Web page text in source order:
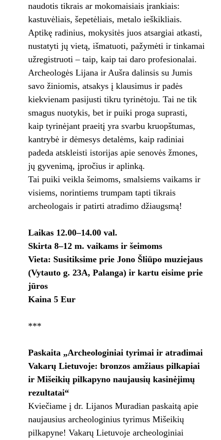
naudotis tikrais ar mokomaisiais įrankiais:
kastuvėliais, šepetėliais, metalo ieškikliais.
Aptikę radinius, mokysitės juos atsargiai atkasti,
nustatyti jų vietą, išmatuoti, pažymėti ir tinkamai
užregistruoti – taip, kaip tai daro profesionalai.
Archeologės Lijana ir Aušra dalinsis su Jumis
savo žiniomis, atsakys į klausimus ir padės
kiekvienam pasijusti tikru tyrinėtoju. Tai ne tik
smagus nuotykis, bet ir puiki proga suprasti,
kaip tyrinėjant praeitį yra svarbu kruopštumas,
kantrybė ir dėmesys detalėms, kaip radiniai
padeda atskleisti istorijas apie senovės žmones,
jų gyvenimą, įpročius ir aplinką.
Tai puiki veikla šeimoms, smalsiems vaikams ir
visiems, norintiems trumpam tapti tikrais
archeologais ir patirti atradimo džiaugsmą!
Laikas 12.00–14.00 val.
Skirta 8–12 m. vaikams ir šeimoms
Vieta: Susitiksime prie Jono Šliūpo muziejaus
(Vytauto g. 23A, Palanga) ir kartu eisime prie
jūros
Kaina 5 Eur
***
Paskaita „Archeologiniai tyrimai ir atradimai
Vakarų Lietuvoje: bronzos amžiaus pilkapiai
ir Mišeikių pilkapyno naujausių kasinėjimų
rezultatai“
Kviečiame į dr. Lijanos Muradian paskaitą apie
naujausius archeologinius tyrimus Mišeikių
pilkapyne! Vakarų Lietuvoje archeologiniai